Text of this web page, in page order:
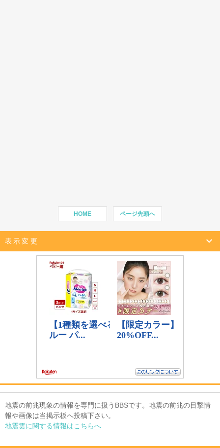
HOME ページ先頭へ
表示変更
地震の前兆現象の情報を専門に扱うBBSです。地震の前兆の目撃情
報や画像は当掲示板へ投稿下さい。
地震雲に関する情報はこちらへ